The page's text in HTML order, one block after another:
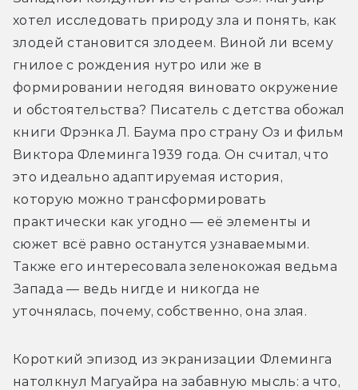
хотел исследовать природу зла и понять, как
злодей становится злодеем. Виной ли всему
гнилое с рождения нутро или же в
формировании негодяя виновато окружение
и обстоятельства? Писатель с детства обожал
книги Фрэнка Л. Баума про страну Оз и фильм
Виктора Флеминга 1939 года. Он считал, что
это идеально адаптируемая история,
которую можно трансформировать
практически как угодно — её элементы и
сюжет всё равно останутся узнаваемыми.
Также его интересовала зеленокожая ведьма
Запада — ведь нигде и никогда не
уточнялась, почему, собственно, она злая.
Короткий эпизод из экранизации Флеминга
натолкнул Магуайра на забавную мысль: а что,